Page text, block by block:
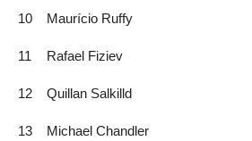
10 Maurício Ruffy
11 Rafael Fiziev
12 Quillan Salkilld
13 Michael Chandler